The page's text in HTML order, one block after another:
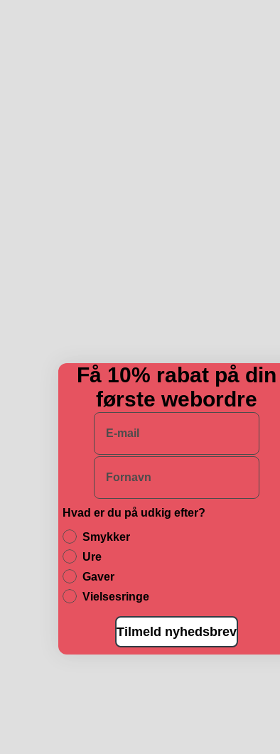
Få 10% rabat på din
første webordre
E-mail
Navn
Hvad er du på udkig efter?
Smykker
Ure
Gaver
Vielsesringe
Tilmeld nyhedsbrev